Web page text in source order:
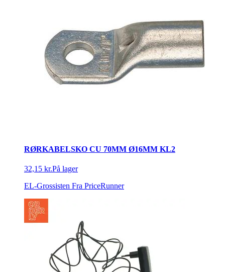
RØRKABELSKO CU 70MM Ø16MM KL2
32,15 kr.På lager
EL-Grossisten Fra PriceRunner